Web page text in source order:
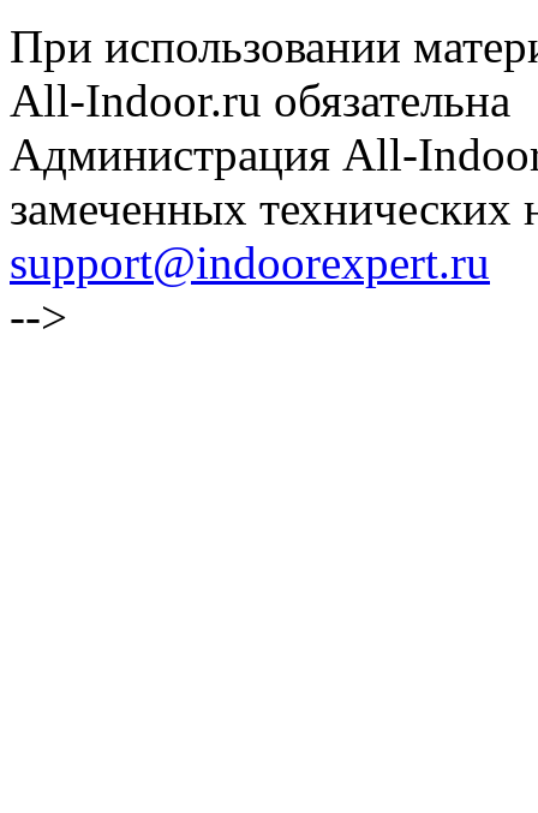
При использовании
All-Indoor.ru обязательна
Администрация All-
замеченных технических
support@indoorexpert.ru
-->